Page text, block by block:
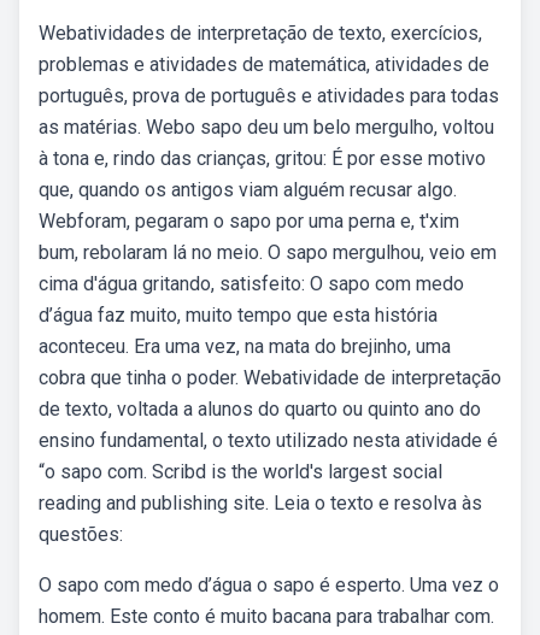
Webatividades de interpretação de texto, exercícios,
problemas e atividades de matemática, atividades de
português, prova de português e atividades para todas
as matérias. Webo sapo deu um belo mergulho, voltou
à tona e, rindo das crianças, gritou: É por esse motivo
que, quando os antigos viam alguém recusar algo.
Webforam, pegaram o sapo por uma perna e, t'xim
bum, rebolaram lá no meio. O sapo mergulhou, veio em
cima d'água gritando, satisfeito: O sapo com medo
d’água faz muito, muito tempo que esta história
aconteceu. Era uma vez, na mata do brejinho, uma
cobra que tinha o poder. Webatividade de interpretação
de texto, voltada a alunos do quarto ou quinto ano do
ensino fundamental, o texto utilizado nesta atividade é
“o sapo com. Scribd is the world's largest social
reading and publishing site. Leia o texto e resolva às
questões:
O sapo com medo d’água o sapo é esperto. Uma vez o
homem. Este conto é muito bacana para trabalhar com.